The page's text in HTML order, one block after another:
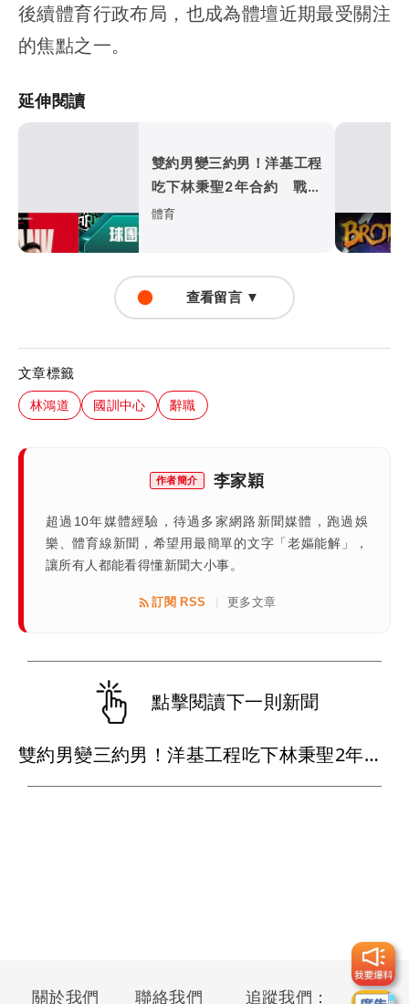
後續體育行政布局，也成為體壇近期最受關注
的焦點之一。
延伸閱讀
雙約男變三約男！洋基工程
吃下林秉聖2年合約 戰神
超暖背官司又送球員
體育
查看留言 ▼
文章標籤
林鴻道 國訓中心 辭職
作者簡介 李家穎
超過10年媒體經驗，待過多家網路新聞媒體，跑過娛
樂、體育線新聞，希望用最簡單的文字「老嫗能解」，
讓所有人都能看得懂新聞大小事。
訂閱 RSS 更多文章
點擊閱讀下一則新聞
雙約男變三約男！洋基工程吃下林秉聖2年合約 戰神超暖背官司又送球員
關於我們 聯絡我們 追蹤我們：